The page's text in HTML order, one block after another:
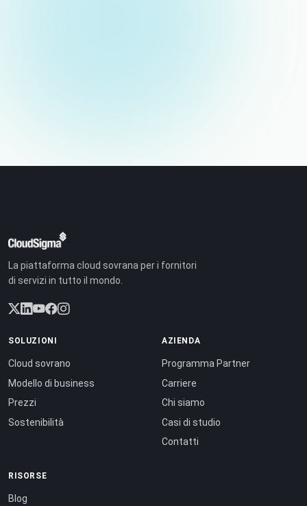
La piattaforma cloud sovrana per i fornitori
di servizi in tutto il mondo.
SOLUZIONI
Cloud sovrano
Modello di business
Prezzi
Sostenibilità
AZIENDA
Programma Partner
Carriere
Chi siamo
Casi di studio
Contatti
RISORSE
Blog